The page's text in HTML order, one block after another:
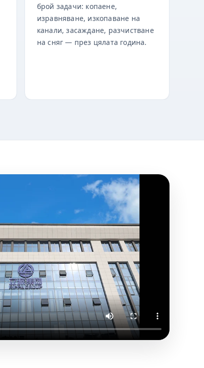
брой задачи: копаене,
изравняване, изкопаване на
канали, засаждане, разчистване
на сняг — през цялата година.